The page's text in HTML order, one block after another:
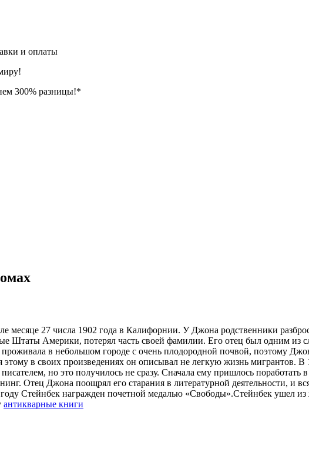
и оплаты
300% разницы!*
месяце 27 числа 1902 года в Калифорнии. У Джона родственники
Штаты Америки, потерял часть своей фамилии. Его отец был одним из
в небольшом городе с очень плодородной почвой, поэтому
этому в своих произведениях он описывал не легкую жизнь мигрантов.
но это получилось не сразу. Сначала ему пришлось
Отец Джона поощрял его старания в литературной деятельности, и
Стейнбек награжден почетной медалью «Свободы».Стейнбек ушел
антикварные книги